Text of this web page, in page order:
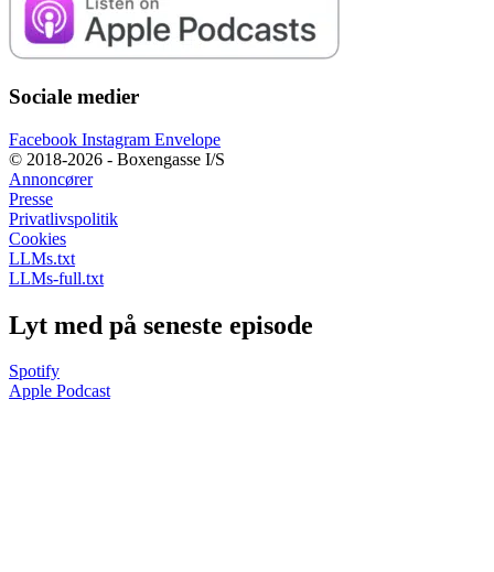
Sociale medier
Facebook Instagram Envelope
© 2018-2026 - Boxengasse I/S
Annoncører
Presse
Privatlivspolitik
Cookies
LLMs.txt
LLMs-full.txt
Lyt med på seneste episode
Spotify
Apple Podcast